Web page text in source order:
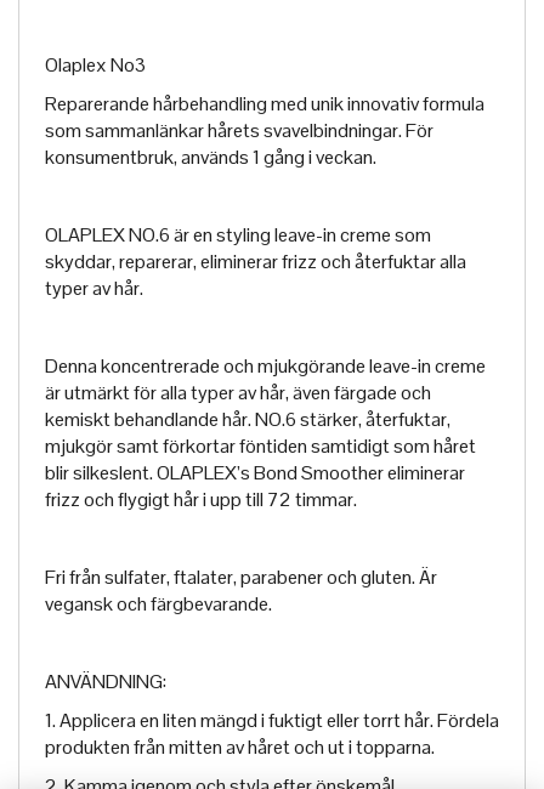
Olaplex No3
Reparerande hårbehandling med unik innovativ formula
som sammanlänkar hårets svavelbindningar. För
konsumentbruk, används 1 gång i veckan.
OLAPLEX NO.6 är en styling leave-in creme som
skyddar, reparerar, eliminerar frizz och återfuktar alla
typer av hår.
Denna koncentrerade och mjukgörande leave-in creme
är utmärkt för alla typer av hår, även färgade och
kemiskt behandlande hår. NO.6 stärker, återfuktar,
mjukgör samt förkortar föntiden samtidigt som håret
blir silkeslent. OLAPLEX’s Bond Smoother eliminerar
frizz och flygigt hår i upp till 72 timmar.
Fri från sulfater, ftalater, parabener och gluten. Är
vegansk och färgbevarande.
ANVÄNDNING:
1. Applicera en liten mängd i fuktigt eller torrt hår. Fördela
produkten från mitten av håret och ut i topparna.